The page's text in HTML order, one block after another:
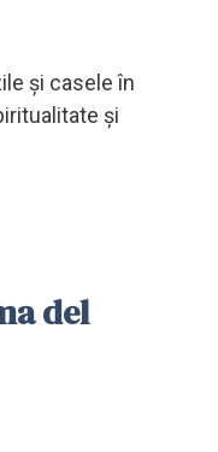
și casele în
și
del